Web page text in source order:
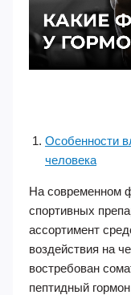
Особенности
человека
На современном
спортивных
ассортимент
воздействия на
востребован
пептидный